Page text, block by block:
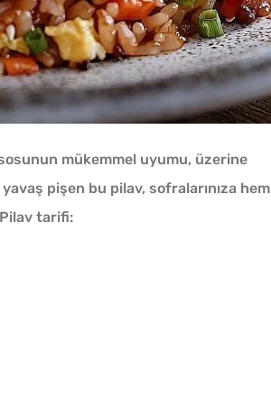
mükemmel uyumu, üzerine
pişen bu pilav, sofralarınıza hem
tarifi: